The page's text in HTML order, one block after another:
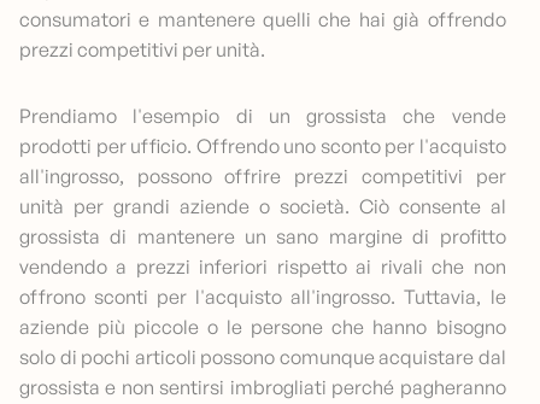
consumatori e mantenere quelli che hai già offrendo
prezzi competitivi per unità.
Prendiamo l'esempio di un grossista che vende
prodotti per ufficio. Offrendo uno sconto per l'acquisto
all'ingrosso, possono offrire prezzi competitivi per
unità per grandi aziende o società. Ciò consente al
grossista di mantenere un sano margine di profitto
vendendo a prezzi inferiori rispetto ai rivali che non
offrono sconti per l'acquisto all'ingrosso. Tuttavia, le
aziende più piccole o le persone che hanno bisogno
solo di pochi articoli possono comunque acquistare dal
grossista e non sentirsi imbrogliati perché pagheranno